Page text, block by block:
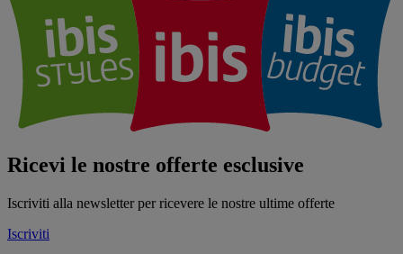
Ricevi le nostre offerte esclusive
Iscriviti alla newsletter per ricevere le nostre ultime offerte
Iscriviti